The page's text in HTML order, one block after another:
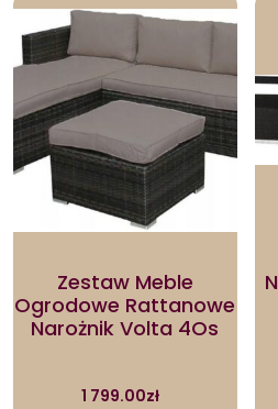
Zestaw Meble
Ogrodowe Rattanowe
Narożnik Volta 4Os
1 799.00zł